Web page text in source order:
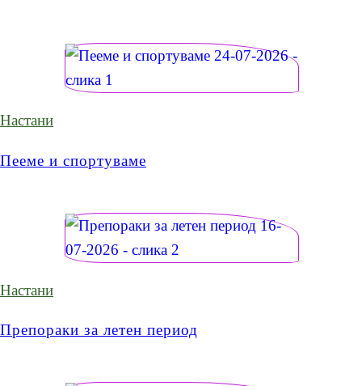
Настани
Пееме и спортуваме
Настани
Препораки за летен период